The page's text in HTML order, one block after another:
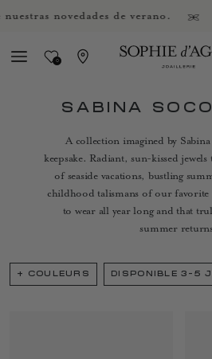
novedades de verano.
0
SABINA
A collection imagined by
keepsake. Radiant, sun-kissed
of seaside vacations, bustling
childhood talismans of our favorite
to wear all year long and that
summer
+ COULEURS DISPONIBLE 3-5